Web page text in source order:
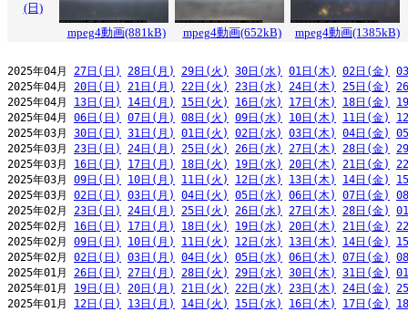
(日)
mpeg4動画(881kB)
mpeg4動画(652kB) mpeg4動画(1385kB)
2025年04月 27日(日) 28日(月) 29日(火) 30日(水) 01日(木) 02日(金)
2025年04月 20日(日) 21日(月) 22日(火) 23日(水) 24日(木) 25日(金)
2025年04月 13日(日) 14日(月) 15日(火) 16日(水) 17日(木) 18日(金)
2025年04月 06日(日) 07日(月) 08日(火) 09日(水) 10日(木) 11日(金)
2025年03月 30日(日) 31日(月) 01日(火) 02日(水) 03日(木) 04日(金)
2025年03月 23日(日) 24日(月) 25日(火) 26日(水) 27日(木) 28日(金)
2025年03月 16日(日) 17日(月) 18日(火) 19日(水) 20日(木) 21日(金)
2025年03月 09日(日) 10日(月) 11日(火) 12日(水) 13日(木) 14日(金)
2025年03月 02日(日) 03日(月) 04日(火) 05日(水) 06日(木) 07日(金)
2025年02月 23日(日) 24日(月) 25日(火) 26日(水) 27日(木) 28日(金)
2025年02月 16日(日) 17日(月) 18日(火) 19日(水) 20日(木) 21日(金)
2025年02月 09日(日) 10日(月) 11日(火) 12日(水) 13日(木) 14日(金)
2025年02月 02日(日) 03日(月) 04日(火) 05日(水) 06日(木) 07日(金)
2025年01月 26日(日) 27日(月) 28日(火) 29日(水) 30日(木) 31日(金)
2025年01月 19日(日) 20日(月) 21日(火) 22日(水) 23日(木) 24日(金)
2025年01月 12日(日) 13日(月) 14日(火) 15日(水) 16日(木) 17日(金)